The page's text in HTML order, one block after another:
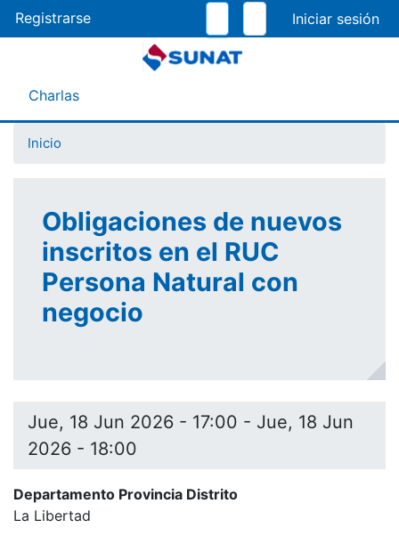
al
contenido
Registrarse
Menú Asistente
Charlas
Inicio
Obligaciones de nuevos
inscritos en el RUC
Persona Natural con
negocio
Jue, 18 Jun 2026 - 17:00 - Jue, 18 Jun
2026 - 18:00
Departamento Provincia Distrito
La Libertad